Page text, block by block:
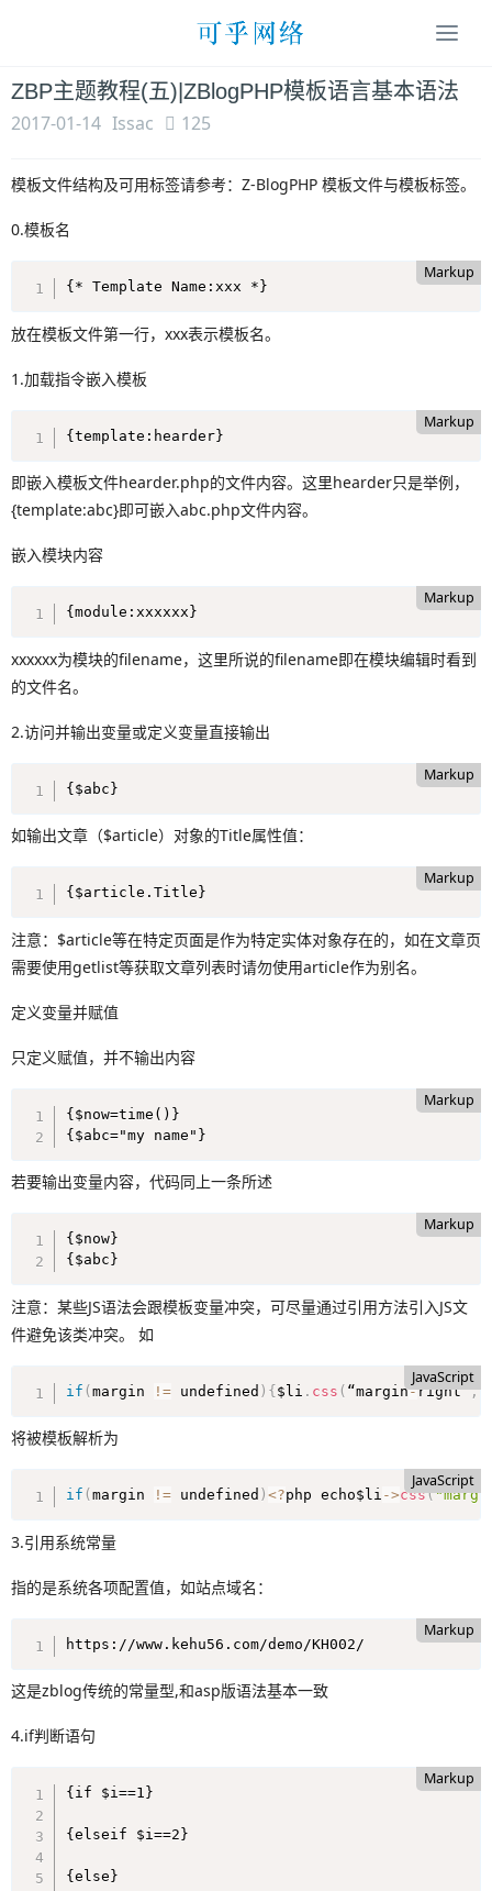
ZBP主题教程(五)|ZBlogPHP模板语言基本语法
2017-01-14 Issac 125
模板文件结构及可用标签请参考：Z-BlogPHP 模板文件与模板标签。
0.模板名
Markup
{* Template Name:xxx *}
放在模板文件第一行，xxx表示模板名。
1.加载指令嵌入模板
Markup
{template:hearder}
即嵌入模板文件hearder.php的文件内容。这里hearder只是举例，
{template:abc}即可嵌入abc.php文件内容。
嵌入模块内容
Markup
{module:xxxxxx}
xxxxxx为模块的filename，这里所说的filename即在模块编辑时看到
的文件名。
2.访问并输出变量或定义变量直接输出
Markup
{$abc}
如输出文章（$article）对象的Title属性值：
Markup
{$article.Title}
注意：$article等在特定页面是作为特定实体对象存在的，如在文章页
需要使用getlist等获取文章列表时请勿使用article作为别名。
定义变量并赋值
只定义赋值，并不输出内容
Markup
{$now=time()}
{$abc="my name"}
若要输出变量内容，代码同上一条所述
Markup
{$now}
{$abc}
注意：某些JS语法会跟模板变量冲突，可尽量通过引用方法引入JS文
件避免该类冲突。 如
JavaScript
if (margin != undefined ) {$li . css ( “margin-right”,
将被模板解析为
JavaScript
if (margin != undefined )<?php echo$li ->css(
3.引用系统常量
指的是系统各项配置值，如站点域名：
Markup
https://www.kehu56.com/demo/KH002/
这是zblog传统的常量型,和asp版语法基本一致
4.if判断语句
Markup
{if $i==1}
{elseif $i==2}
{else}